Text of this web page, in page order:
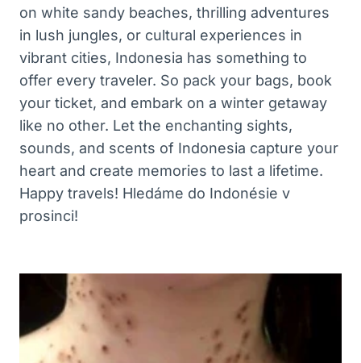
on white sandy beaches, thrilling adventures
in lush jungles, or cultural experiences in
vibrant cities, Indonesia has something to
offer every traveler. So pack your bags, book
your ticket, and embark on a winter getaway
like no other. Let the enchanting sights,
sounds, and scents of Indonesia capture your
heart and create memories to last a lifetime.
Happy travels! Hledáme do Indonésie v
prosinci!